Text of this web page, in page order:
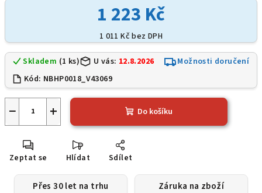
1 223 Kč
1 011 Kč bez DPH
Skladem (1 ks) U vás: 12.8.2026
Možnosti doručení
Kód: NBHP0018_V43069
+
− Do košíku
Zeptat se Hlídat Sdílet
Přes 30 let na trhu Záruka na zboží